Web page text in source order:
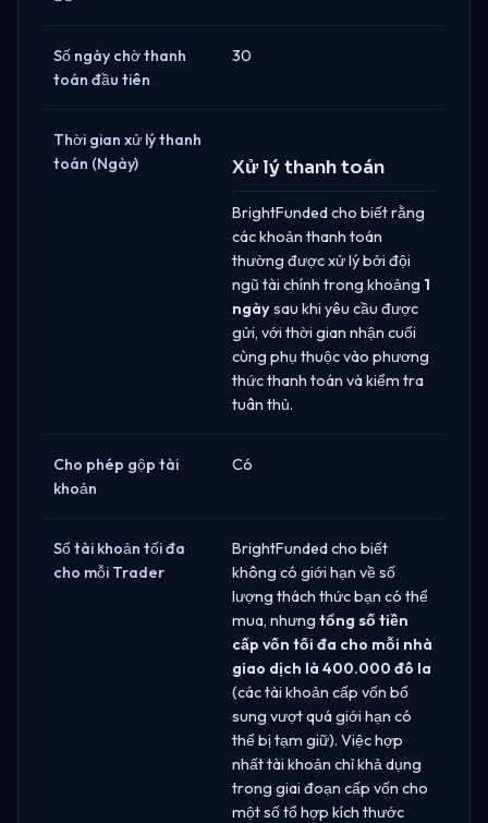
Số ngày chờ thanh
toán đầu tiên
30
Thời gian xử lý thanh
toán (Ngày)
Xử lý thanh toán
BrightFunded cho biết rằng
các khoản thanh toán
thường được xử lý bởi đội
ngũ tài chính trong khoảng 1
ngàysau khi yêu cầu được
gửi, với thời gian nhận cuối
cùng phụ thuộc vào phương
thức thanh toán và kiểm tra
tuân thủ.
Cho phép gộp tài
khoản
Có
Số tài khoản tối đa
cho mỗi Trader
BrightFunded cho biết
không có giới hạn về số
lượng thách thức bạn có thể
mua, nhưng tổng số tiền
cấp vốn tối đa cho mỗi nhà
giao dịch là 400.000 đô la
(các tài khoản cấp vốn bổ
sung vượt quá giới hạn có
thể bị tạm giữ). Việc hợp
nhất tài khoản chỉ khả dụng
trong giai đoạn cấp vốn cho
một số tổ hợp kích thước